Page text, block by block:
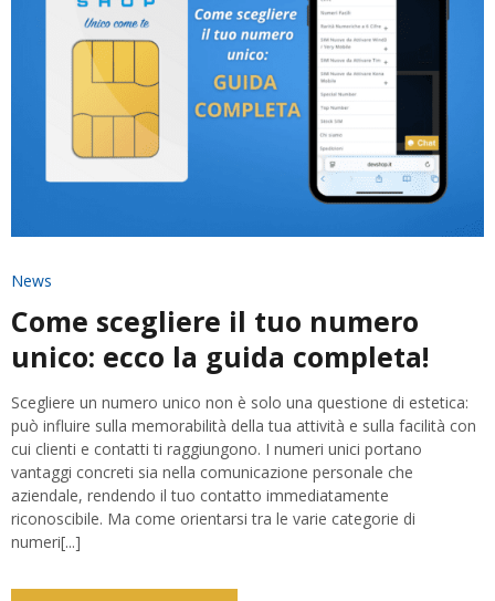
News
Come scegliere il tuo numero
unico: ecco la guida completa!
Scegliere un numero unico non è solo una questione di estetica:
può influire sulla memorabilità della tua attività e sulla facilità con
cui clienti e contatti ti raggiungono. I numeri unici portano
vantaggi concreti sia nella comunicazione personale che
aziendale, rendendo il tuo contatto immediatamente
riconoscibile. Ma come orientarsi tra le varie categorie di
numeri[...]